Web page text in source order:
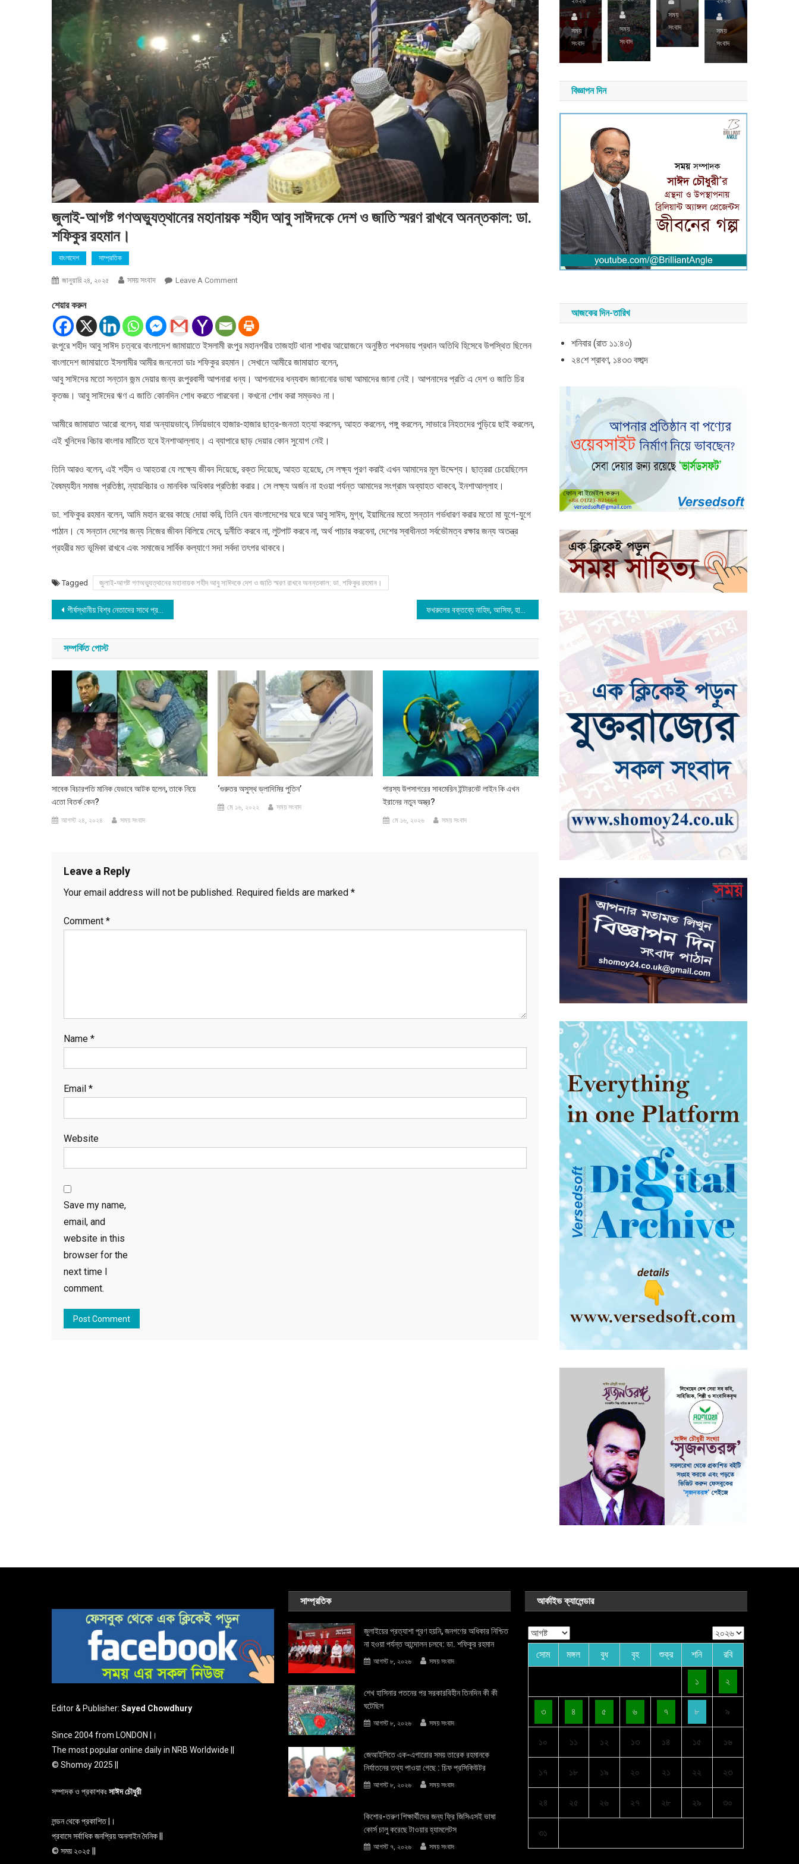
জুলাই-আগষ্ট গণঅভ্যুত্থানের মহানায়ক শহীদ আবু সাঈদকে দেশ ও জাতি স্মরণ রাখবে অনন্তকাল: ডা.
শফিকুর রহমান।
বাংলাদেশ সাম্প্রতিক
জানুয়ারি ২৪, ২০২৫ সময় সংবাদ Leave A CommentOn
গণঅভ্যুত্থানের
মহানায়ক
শহীদ
আবু
সাঈদকে
স্মরণ
রাখবে
ডা.
শফিকুর
শেয়ার করুন
রংপুরে শহীদ আবু সাঈদ চত্বরে বাংলাদেশ জামায়াতে ইসলামী রংপুর মহানগরীর তাজহাট থানা শাখার আয়োজনে অনুষ্ঠিত পথসভায় প্রধান অতিথি হিসেবে উপস্থিত ছিলেন
বাংলাদেশ জামায়াতে ইসলামীর আমীর জননেতা ডাঃ শফিকুর রহমান। সেখানে আমীরে জামায়াত বলেন,
আবু সাঈদের মতো সন্তান জন্ম দেয়ার জন্য রংপুরবাসী আপনারা ধন্য। আপনাদের ধন্যবাদ জানানোর ভাষা আমাদের জানা নেই। আপনাদের প্রতি এ দেশ ও জাতি চির
কৃতজ্ঞ। আবু সাঈদের ঋণ এ জাতি কোনদিন শোধ করতে পারবেনা। কখনো শোধ করা সম্ভবও না।
আমীরে জামায়াত আরো বলেন, যারা অন্যায়ভাবে, নির্দয়ভাবে হাজার-হাজার ছাত্র-জনতা হত্যা করলেন, আহত করলেন, পঙ্গু করলেন, সাভারে নিহতদের পুড়িয়ে ছাই করলেন,
এই খুনিদের বিচার বাংলার মাটিতে হবে ইনশাআল্লাহ। এ ব্যাপারে ছাড় দেয়ার কোন সুযোগ নেই।
তিনি আরও বলেন, এই শহীদ ও আহতরা যে লক্ষ্যে জীবন দিয়েছে, রক্ত দিয়েছে, আহত হয়েছে, সে লক্ষ্য পূরণ করাই এখন আমাদের মূল উদ্দেশ্য। ছাত্ররা চেয়েছিলেন
বৈষম্যহীন সমাজ প্রতিষ্ঠা, ন্যায়বিচার ও মানবিক অধিকার প্রতিষ্ঠা করার। সে লক্ষ্য অর্জন না হওয়া পর্যন্ত আমাদের সংগ্রাম অব্যাহত থাকবে, ইনশাআল্লাহ।
ডা. শফিকুর রহমান বলেন, আমি মহান রবের কাছে দোয়া করি, তিনি যেন বাংলাদেশের ঘরে ঘরে আবু সাঈদ, মুগ্ধ, ইয়ামিনের মতো সন্তান গর্ভধারণ করার মতো মা যুগে-যুগে
পাঠান। যে সন্তান দেশের জন্য নিজের জীবন বিলিয়ে দেবে, দুর্নীতি করবে না, লুটপাট করবে না, অর্থ পাচার করবেনা, দেশের স্বাধীনতা সর্বভৌমত্ব রক্ষার জন্য অতন্ত্র
প্রহরীর মত ভূমিকা রাখবে এবং সমাজের সার্বিক কল্যাণে সদা সর্বদা তৎপর থাকবে।
Tagged জুলাই-আগষ্ট গণঅভ্যুত্থানের মহানায়ক শহীদ আবু সাঈদকে দেশ ও জাতি স্মরণ রাখবে অনন্তকাল: ডা. শফিকুর রহমান।
Post
navigation
শীর্ষস্থানীয় বিশ্ব নেতাদের সাথে প্রধান উপদেষ্টার বৈঠক : চুরি যাওয়া সম্পদ ফেরত পেতে সহায়তা কামনা ফখরুলের বক্তব্যে নাহিদ, আসিফ, হাসনাতের তীব্র প্রতিক্রিয়া
সম্পর্কিত পোস্ট
সাবেক বিচারপতি মানিক যেভাবে আটক হলেন, তাকে নিয়ে
এতো বিতর্ক কেন?
আগস্ট ২৪, ২০২৪ সময় সংবাদ
‘গুরুতর অসুস্থ ভ্লাদিমির পুতিন’
মে ১৬, ২০২২ সময় সংবাদ
পারস্য উপসাগরের সাবমেরিন ইন্টারনেট লাইন কি এখন
ইরানের নতুন অস্ত্র?
মে ১৬, ২০২৬ সময় সংবাদ
Leave a Reply
Your email address will not be published. Required fields are marked *
Comment *
Name *
Email *
Website
Save my name,
email, and
website in this
browser for the
next time I
comment.
সময়
সংবাদ
সময়
সংবাদ
সময়
সংবাদ
সময়
সংবাদ
সময়
সংবাদ
সময়
সংবাদ
সময়
সংবাদ
সময়
সংবাদ
বিজ্ঞাপন দিন
আজকের দিন-তারিখ
শনিবার (রাত ১১:৪৩)
২৪শে শ্রাবণ, ১৪৩৩ বঙ্গাব্দ
Editor & Publisher:Sayed Chowdhury
Since 2004 from LONDON |।
The most popular online daily in NRB Worldwide ||
© Shomoy 2025 ||
সম্পাদক ও প্রকাশকঃসাঈদ চৌধুরী
লন্ডন থেকে প্রকাশিত |।
প্রবাসে সর্বাধিক জনপ্রিয় অনলাইন দৈনিক ||
© সময় ২০২৫ ||
সাম্প্রতিক
জুলাইয়ের প্রত্যাশা পূরণ হয়নি, জনগণের অধিকার নিশ্চিত
না হওয়া পর্যন্ত আন্দোলন চলবে: ডা. শফিকুর রহমান
আগস্ট ৮, ২০২৬ সময় সংবাদ
শেখ হাসিনার পতনের পর সরকারবিহীন তিনদিন কী কী
ঘটেছিল
আগস্ট ৮, ২০২৬ সময় সংবাদ
জেআইসিতে এক-এগারোর সময় তারেক রহমানকে
নির্যাতনের তথ্য পাওয়া গেছে : চিফ প্রসিকিউটর
আগস্ট ৮, ২০২৬ সময় সংবাদ
কিশোর-তরুণ শিক্ষার্থীদের জন্য ফ্রি জিসিএসই ভাষা
কোর্স চালু করেছে টাওয়ার হ্যামলেটস
আগস্ট ৭, ২০২৬ সময় সংবাদ
আর্কাইভ ক্যালেন্ডার
সোম মঙ্গল বুধ বৃহ শুক্র শনি রবি
১ ২
৩ ৪ ৫ ৬ ৭ ৮ ৯
১০ ১১ ১২ ১৩ ১৪ ১৫ ১৬
১৭ ১৮ ১৯ ২০ ২১ ২২ ২৩
২৪ ২৫ ২৬ ২৭ ২৮ ২৯ ৩০
৩১